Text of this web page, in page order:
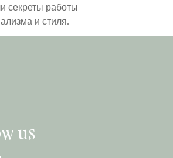
секреты работы
и стиля.
us